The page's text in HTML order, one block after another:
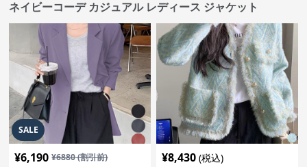
ネイビーコーデ カジュアル レディース ジャケット
SALE
¥6,190 ¥6880(割引前) ¥8,430 (税込)